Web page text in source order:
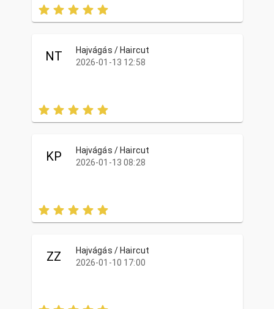
NT
Hajvágás / Haircut
2026-01-13 12:58
KP
Hajvágás / Haircut
2026-01-13 08:28
ZZ
Hajvágás / Haircut
2026-01-10 17:00